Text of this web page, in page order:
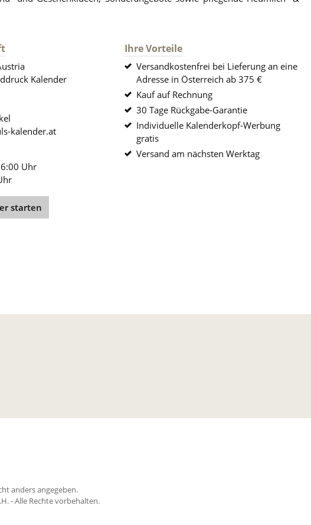
Kalender
kalender.at
Uhr
starten
Ihre Vorteile
Versandkostenfrei bei Lieferung an eine
Adresse in Österreich ab 375 €
Kauf auf Rechnung
30 Tage Rückgabe-Garantie
Individuelle Kalenderkopf-Werbung
gratis
Versand am nächsten Werktag
anders angegeben.
- Alle Rechte vorbehalten.